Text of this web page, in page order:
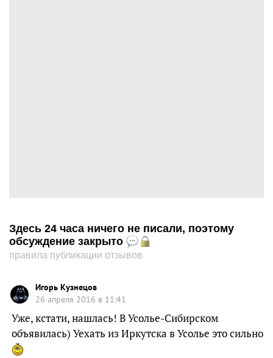
Здесь 24 часа ничего не писали, поэтому
обсуждение закрыто
правила публикации отзывов
Игорь Кузнецов
26 апреля 2016 в 11:41
Уже, кстати, нашлась! В Усолье-Сибирском
объявилась) Уехать из Иркутска в Усолье это сильно